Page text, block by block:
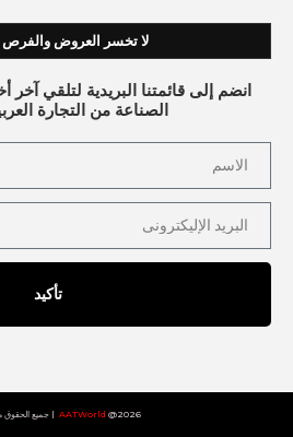
لا تخسر العروض والفرص
انضم إلى قائمتنا البريدية لتلقي آخر
الصناعة من التجارة
تأكيد
2026@
AATWorld | جميع الحقوق